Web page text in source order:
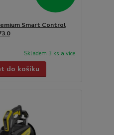
Smart Control
Skladem 3 ks a více
do košíku